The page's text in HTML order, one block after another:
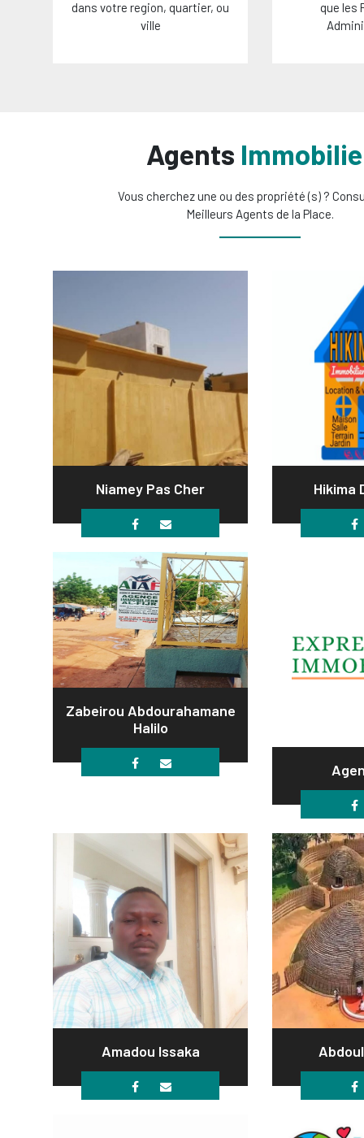
dans votre region, quartier, ou
ville
que les
Agents
Vous cherchez une ou des propriété (s) ?
Meilleurs Agents de la Place.
Niamey Pas Cher Hikima
Zabeirou Abdourahamane
Halilo
Amadou Issaka